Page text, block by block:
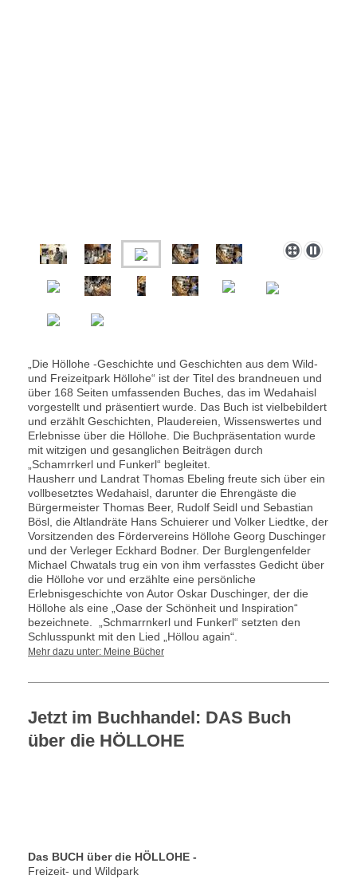
„Die Höllohe -Geschichte und Geschichten aus dem Wild-
und Freizeitpark Höllohe“ ist der Titel des brandneuen und
über 168 Seiten umfassenden Buches, das im Wedahaisl
vorgestellt und präsentiert wurde. Das Buch ist vielbebildert
und erzählt Geschichten, Plaudereien, Wissenswertes und
Erlebnisse über die Höllohe. Die Buchpräsentation wurde
mit witzigen und gesanglichen Beiträgen durch
„Schamrrkerl und Funkerl“ begleitet.
Hausherr und Landrat Thomas Ebeling freute sich über ein
vollbesetztes Wedahaisl, darunter die Ehrengäste die
Bürgermeister Thomas Beer, Rudolf Seidl und Sebastian
Bösl, die Altlandräte Hans Schuierer und Volker Liedtke, der
Vorsitzenden des Fördervereins Höllohe Georg Duschinger
und der Verleger Eckhard Bodner. Der Burglengenfelder
Michael Chwatals trug ein von ihm verfasstes Gedicht über
die Höllohe vor und erzählte eine persönliche
Erlebnisgeschichte von Autor Oskar Duschinger, der die
Höllohe als eine „Oase der Schönheit und Inspiration“
bezeichnete. „Schmarrnkerl und Funkerl“ setzten den
Schlusspunkt mit den Lied „Höllou again“.
Mehr dazu unter: Meine Bücher
Jetzt im Buchhandel: DAS Buch
über die HÖLLOHE
Das BUCH über die HÖLLOHE -
Freizeit- und Wildpark